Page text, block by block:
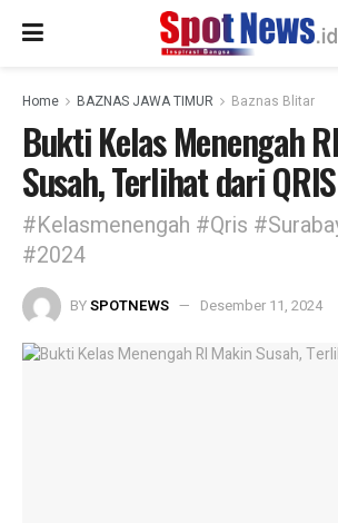
Home BAZNAS JAWA TIMUR Baznas Blitar
Bukti Kelas Menengah
Susah, Terlihat dari QRIS
#Kelasmenengah #Qris
#2024
BYSPOTNEWS Desember 11, 2024